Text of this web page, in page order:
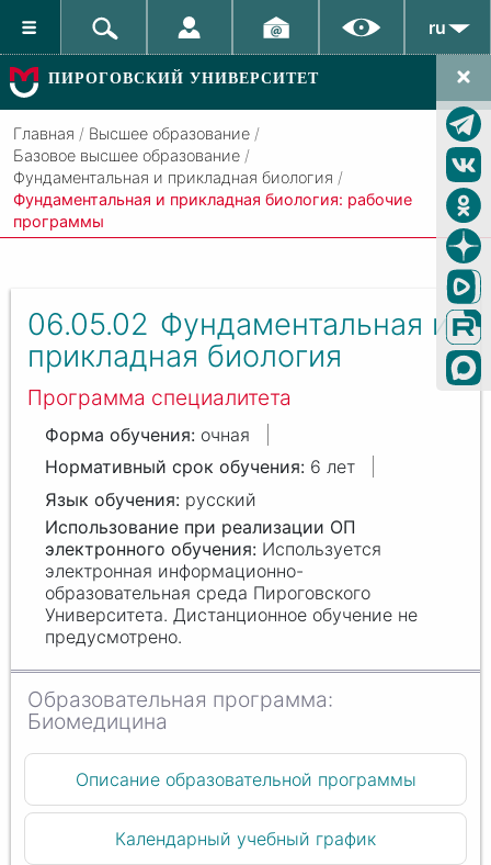
ru
ПИРОГОВСКИЙ УНИВЕРСИТЕТ
Главная / Высшее образование /
Базовое высшее образование /
Фундаментальная и прикладная биология /
Фундаментальная и прикладная биология: рабочие
программы
06.05.02 Фундаментальная и
прикладная биология
Программа специалитета
очная
6 лет
русский
Используется
электронная информационно-
образовательная среда Пироговского
Университета. Дистанционное обучение не
предусмотрено.
Биомедицина
Описание образовательной программы
Календарный учебный график